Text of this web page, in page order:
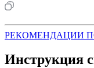
РЕКОМЕНДАЦИИ
Инструкция